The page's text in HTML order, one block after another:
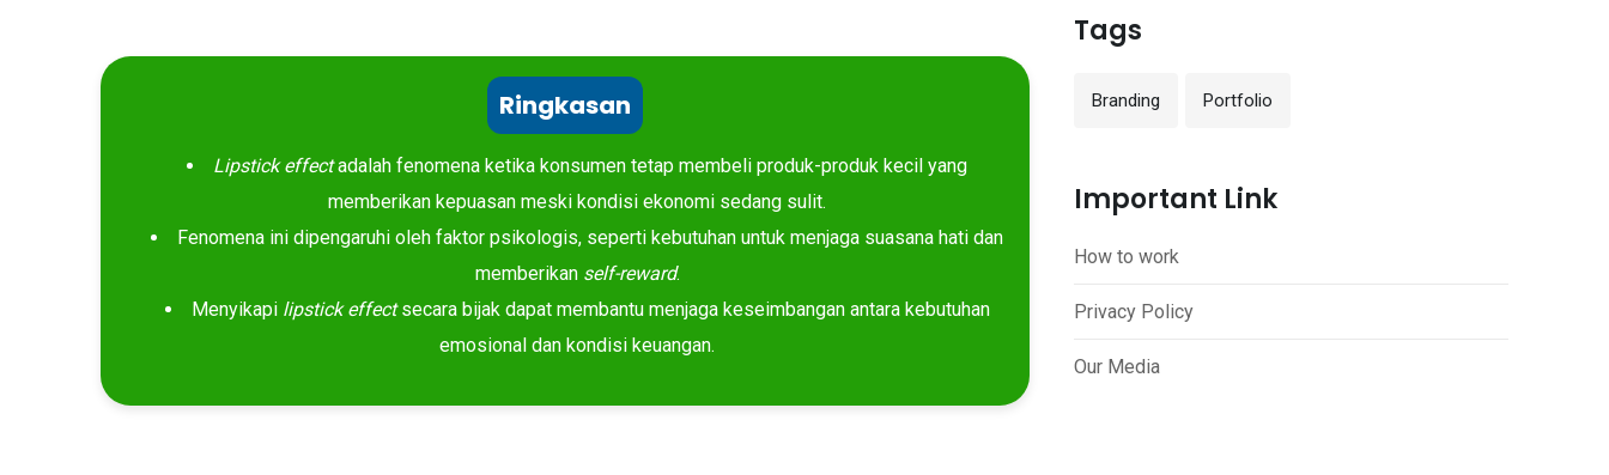
Ringkasan
Lipstick effectadalah fenomena ketika konsumen tetap membeli produk-produk kecil yang
memberikan kepuasan meski kondisi ekonomi sedang sulit.
Fenomena ini dipengaruhi oleh faktor psikologis, seperti kebutuhan untuk menjaga suasana hati dan
memberikan self-reward.
Menyikapi lipstick effectsecara bijak dapat membantu menjaga keseimbangan antara kebutuhan
emosional dan kondisi keuangan.
Tags
Branding Portfolio
Important Link
How to work
Privacy Policy
Our Media